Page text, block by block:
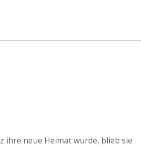
ihre neue Heimat wurde, blieb sie